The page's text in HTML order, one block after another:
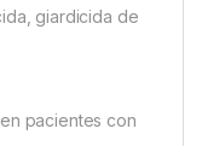
giardicida de
pacientes con